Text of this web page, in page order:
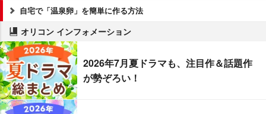
自宅で「温泉卵」を簡単に作る方法
オリコン インフォメーション
2026年7月夏ドラマも、注目作＆話題作
が勢ぞろい！